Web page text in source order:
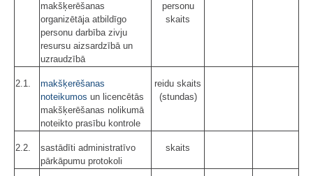
makšķerēšanas
organizētāja atbildīgo
personu darbība zivju
resursu aizsardzībā un
uzraudzībā
personu
skaits
2.1.
makšķerēšanas
noteikumos un licencētās
makšķerēšanas nolikumā
noteikto prasību kontrole
reidu skaits
(stundas)
2.2.
sastādīti administratīvo
pārkāpumu protokoli
skaits